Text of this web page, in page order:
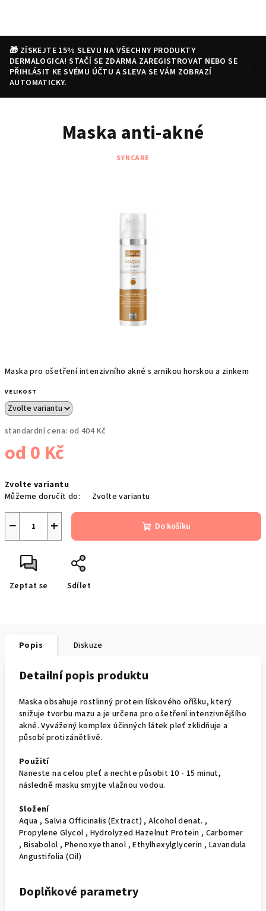
🎁 ZÍSKEJTE 15% SLEVU NA VŠECHNY PRODUKTY
DERMALOGICA! STAČÍ SE ZDARMA ZAREGISTROVAT NEBO SE
PŘIHLÁSIT KE SVÉMU ÚČTU A SLEVA SE VÁM ZOBRAZÍ
AUTOMATICKY.
HledatPřihlášeníNákupní
Maska pro ošetření intenzivního akné s arnikou horskou a zinkem
VELIKOST
standardní cena: od 404 Kč
od 0 Kč
cena:
Zvolte variantu
Můžeme doručit do:
Zvolte variantu
+
− Do košíku
Zeptat se Sdílet
Maska anti-akné
SYNCARE
Popis Diskuze
Detailní popis produktu
Maska obsahuje rostlinný protein lískového oříšku, který
snižuje tvorbu mazu a je určena pro ošetření intenzivnějšího
akné. Vyvážený komplex účinných látek pleť zklidňuje a
působí protizánětlivě.
Použití
Naneste na celou pleť a nechte působit 10 - 15 minut,
následně masku smyjte vlažnou vodou.
Složení
Aqua , Salvia Officinalis (Extract) , Alcohol denat. ,
Propylene Glycol , Hydrolyzed Hazelnut Protein , Carbomer
, Bisabolol , Phenoxyethanol , Ethylhexylglycerin , Lavandula
Angustifolia (Oil)
Doplňkové parametry